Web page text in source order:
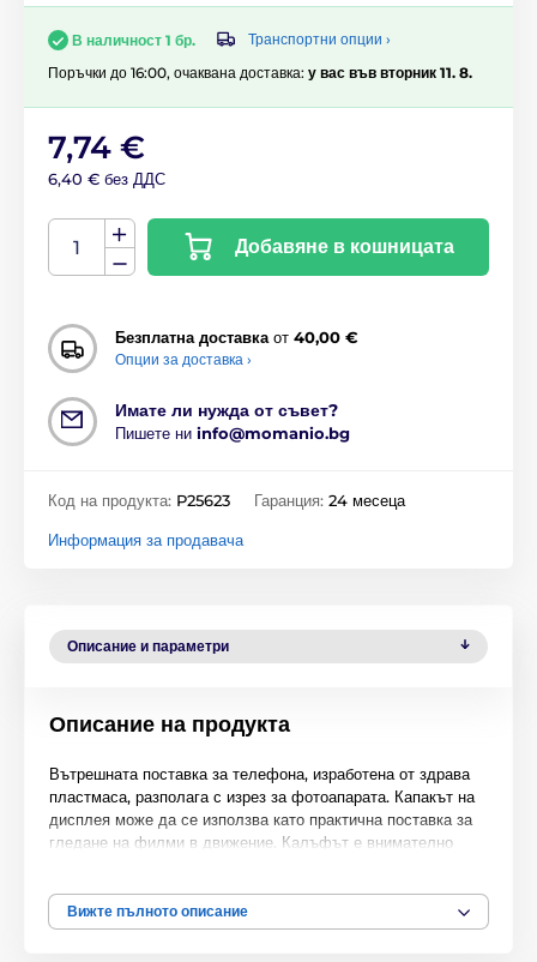
В наличност 1 бр.
Транспортни опции ›
Поръчки до 16:00, очаквана доставка: у вас във вторник 11. 8.
7,74 €
6,40 € без ДДС
Добавяне в кошницата
Безплатна доставкаот 40,00 €
Опции за доставка ›
Имате ли нужда от съвет?
Пишете ни info@momanio.bg
Код на продукта: P25623 Гаранция: 24 месеца
Информация за продавача
Описание и параметри
Описание на продукта
Вътрешната поставка за телефона, изработена от здрава
пластмаса, разполага с изрез за фотоапарата. Капакът на
дисплея може да се използва като практична поставка за
гледане на филми в движение. Калъфът е внимателно
разговори дори при затворен калъф.
Вижте пълното описание